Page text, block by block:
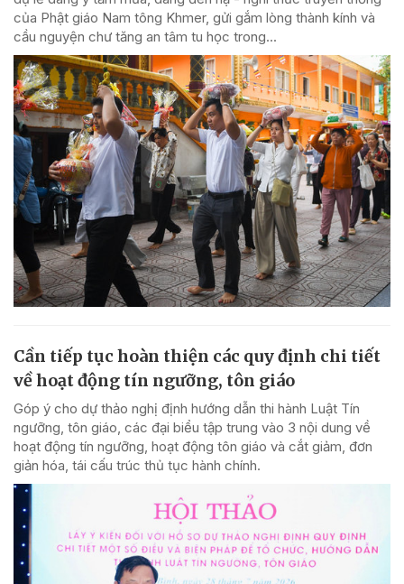
của Phật giáo Nam tông Khmer, gửi gắm lòng thành kính và
cầu nguyện chư tăng an tâm tu học trong...
Cần tiếp tục hoàn thiện các quy định chi tiết
về hoạt động tín ngưỡng, tôn giáo
Góp ý cho dự thảo nghị định hướng dẫn thi hành Luật Tín
ngưỡng, tôn giáo, các đại biểu tập trung vào 3 nội dung về
hoạt động tín ngưỡng, hoạt động tôn giáo và cắt giảm, đơn
giản hóa, tái cấu trúc thủ tục hành chính.